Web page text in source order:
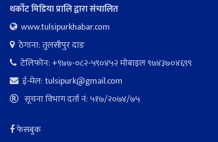
थर्कोट मिडिया प्रालि द्वारा संचालित
www.tulsipurkhabar.com
ठेगाना: तुलसीपुर दाङ
टेलिफोन: +९७७-०८२-५९०४५२ माेबाइल ९७४३७०४६९९
ई-मेल: tulsipurk@gmail.com
सूचना विभाग दर्ता नं: ५१७/२०७४/७५
फेसबुक